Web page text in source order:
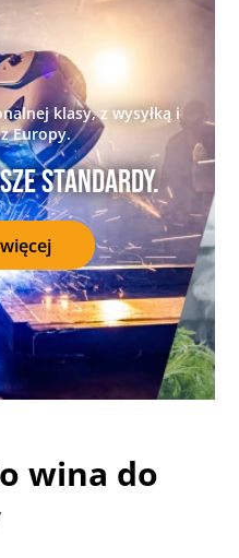
klasy, z wysyłką i
Europy.
standardy.
wina do